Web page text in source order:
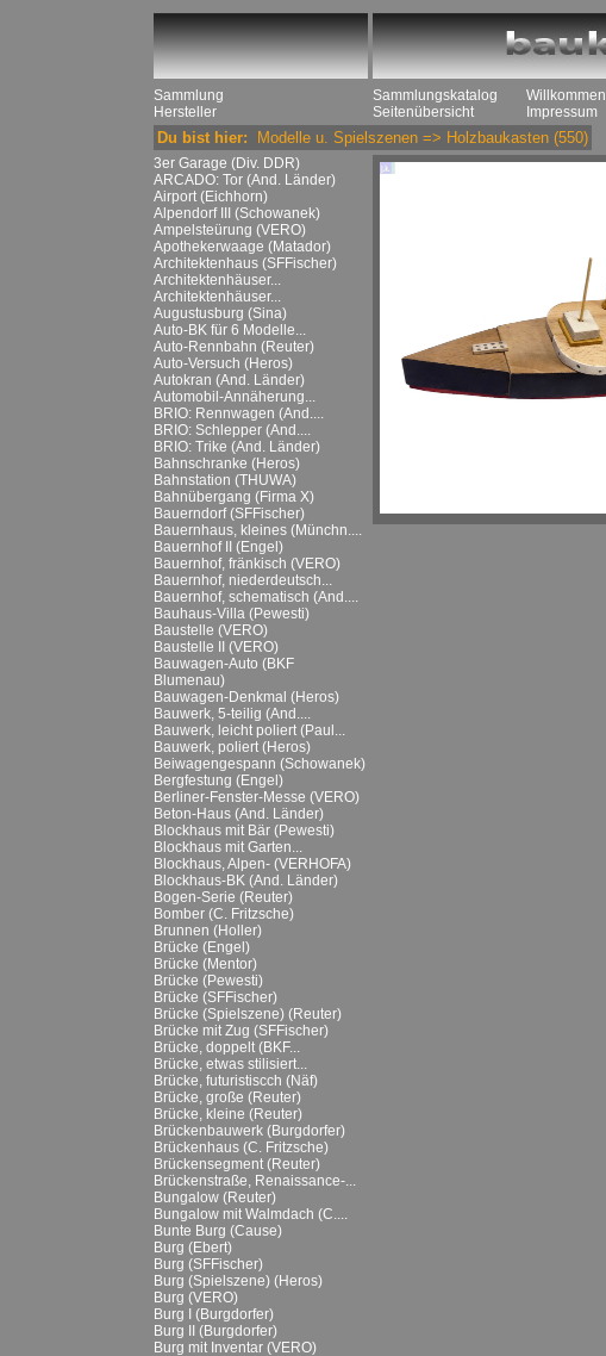
Sammlung
Hersteller
Sammlungskatalog
Seitenübersicht
Willkommen
Impressum
Du bist hier: Modelle u. Spielszenen => Holzbaukasten (550)
3er Garage (Div. DDR)
ARCADO: Tor (And. Länder)
Airport (Eichhorn)
Alpendorf III (Schowanek)
Ampelsteürung (VERO)
Apothekerwaage (Matador)
Architektenhaus (SFFischer)
Architektenhäuser...
Architektenhäuser...
Augustusburg (Sina)
Auto-BK für 6 Modelle...
Auto-Rennbahn (Reuter)
Auto-Versuch (Heros)
Autokran (And. Länder)
Automobil-Annäherung...
BRIO: Rennwagen (And....
BRIO: Schlepper (And....
BRIO: Trike (And. Länder)
Bahnschranke (Heros)
Bahnstation (THUWA)
Bahnübergang (Firma X)
Bauerndorf (SFFischer)
Bauernhaus, kleines (Münchn....
Bauernhof II (Engel)
Bauernhof, fränkisch (VERO)
Bauernhof, niederdeutsch...
Bauernhof, schematisch (And....
Bauhaus-Villa (Pewesti)
Baustelle (VERO)
Baustelle II (VERO)
Bauwagen-Auto (BKF
Blumenau)
Bauwagen-Denkmal (Heros)
Bauwerk, 5-teilig (And....
Bauwerk, leicht poliert (Paul...
Bauwerk, poliert (Heros)
Beiwagengespann (Schowanek)
Bergfestung (Engel)
Berliner-Fenster-Messe (VERO)
Beton-Haus (And. Länder)
Blockhaus mit Bär (Pewesti)
Blockhaus mit Garten...
Blockhaus, Alpen- (VERHOFA)
Blockhaus-BK (And. Länder)
Bogen-Serie (Reuter)
Bomber (C. Fritzsche)
Brunnen (Holler)
Brücke (Engel)
Brücke (Mentor)
Brücke (Pewesti)
Brücke (SFFischer)
Brücke (Spielszene) (Reuter)
Brücke mit Zug (SFFischer)
Brücke, doppelt (BKF...
Brücke, etwas stilisiert...
Brücke, futuristiscch (Näf)
Brücke, große (Reuter)
Brücke, kleine (Reuter)
Brückenbauwerk (Burgdorfer)
Brückenhaus (C. Fritzsche)
Brückensegment (Reuter)
Brückenstraße, Renaissance-...
Bungalow (Reuter)
Bungalow mit Walmdach (C....
Bunte Burg (Cause)
Burg (Ebert)
Burg (SFFischer)
Burg (Spielszene) (Heros)
Burg (VERO)
Burg I (Burgdorfer)
Burg II (Burgdorfer)
Burg mit Inventar (VERO)